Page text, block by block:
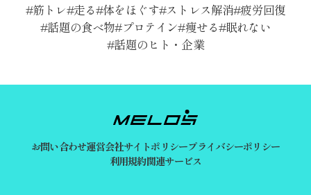
筋トレ 走る 体をほぐす ストレス解消 疲労回復
話題の食べ物 プロテイン 痩せる 眠れない
話題のヒト・企業
お問い合わせ運営会社サイトポリシープライバシーポリシー
利用規約関連サービス